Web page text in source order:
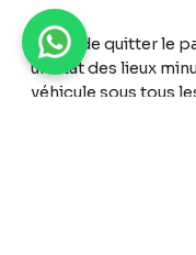
Avant de quitter le
un état des lieux
véhicule sous tous